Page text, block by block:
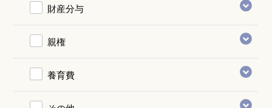
財産分与
親権
養育費